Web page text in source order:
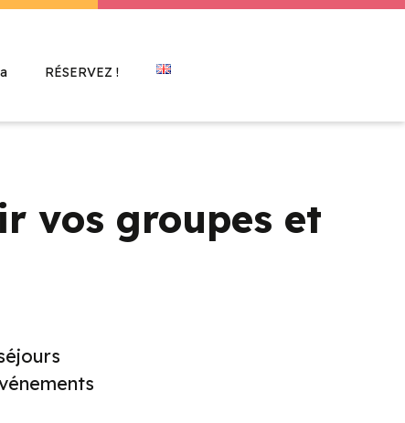
RÉSERVEZ !
vos groupes et